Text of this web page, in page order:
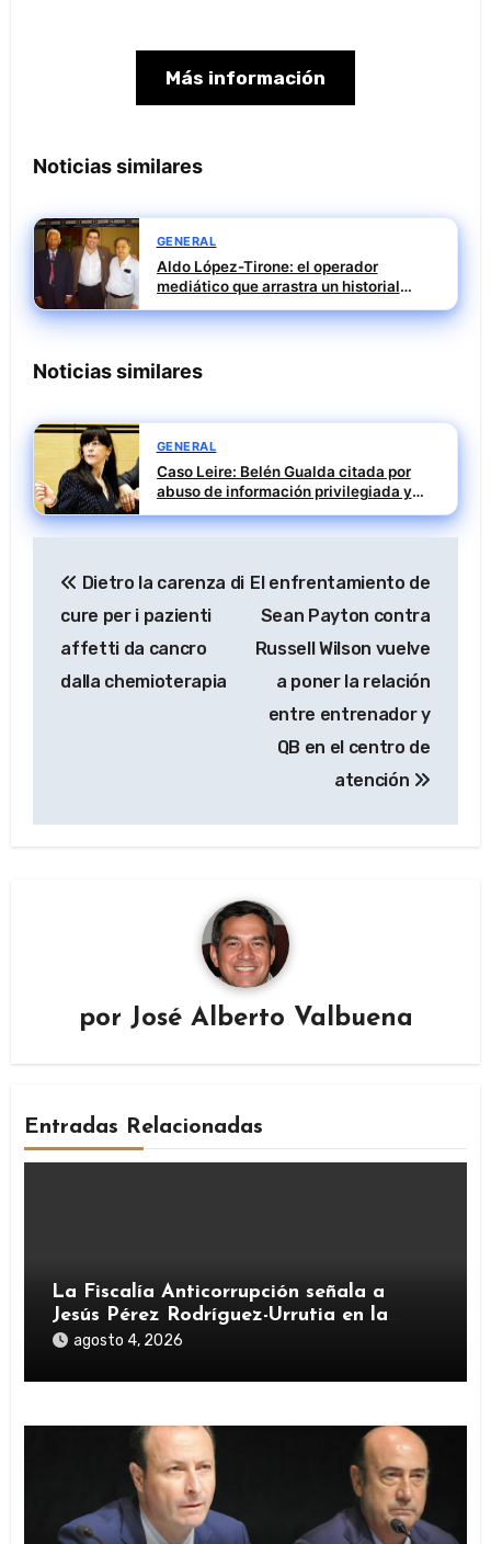
Más información
Noticias similares
GENERAL
Aldo López-Tirone: el operador
mediático que arrastra un historial
penal incómodo
Noticias similares
GENERAL
Caso Leire: Belén Gualda citada por
abuso de información privilegiada y
prevaricación
de
entradas
Dietro la carenza di
cure per i pazienti
affetti da cancro
dalla chemioterapia
El enfrentamiento de
Sean Payton contra
Russell Wilson vuelve
a poner la relación
entre entrenador y
QB en el centro de
atención
por José Alberto Valbuena
Entradas Relacionadas
La Fiscalía Anticorrupción señala a
Jesús Pérez Rodríguez-Urrutia en la
investigación del rescate de Tubos
agosto 4, 2026